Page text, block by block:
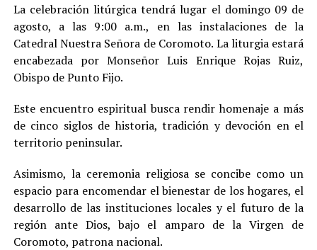
La celebración litúrgica tendrá lugar el domingo 09 de
agosto, a las 9:00 a.m., en las instalaciones de la
Catedral Nuestra Señora de Coromoto. La liturgia estará
encabezada por Monseñor Luis Enrique Rojas Ruiz,
Obispo de Punto Fijo.
Este encuentro espiritual busca rendir homenaje a más
de cinco siglos de historia, tradición y devoción en el
territorio peninsular.
Asimismo, la ceremonia religiosa se concibe como un
espacio para encomendar el bienestar de los hogares, el
desarrollo de las instituciones locales y el futuro de la
región ante Dios, bajo el amparo de la Virgen de
Coromoto, patrona nacional.